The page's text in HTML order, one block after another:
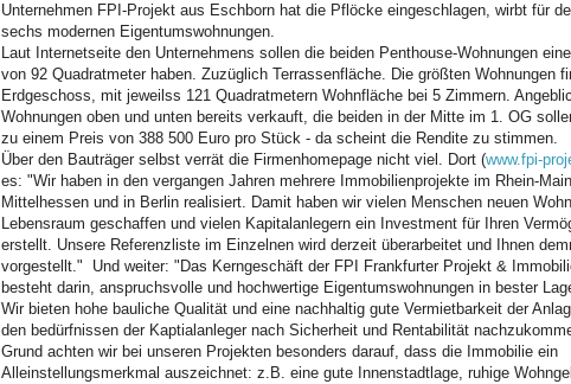
Unternehmen FPI-Projekt aus Eschborn hat die Pflöcke eingeschlagen, wirbt für
sechs modernen Eigentumswohnungen.
Laut Internetseite den Unternehmens sollen die beiden Penthouse-Wohnungen
von 92 Quadratmeter haben. Zuzüglich Terrassenfläche. Die größten Wohnungen
Erdgeschoss, mit jeweilss 121 Quadratmetern Wohnfläche bei 5 Zimmern.
Wohnungen oben und unten bereits verkauft, die beiden in der Mitte im 1. OG
zu einem Preis von 388 500 Euro pro Stück - da scheint die Rendite zu stimmen.
Über den Bauträger selbst verrät die Firmenhomepage nicht viel. Dort (www.fpi-
es: "Wir haben in den vergangen Jahren mehrere Immobilienprojekte im Rhein-
Mittelhessen und in Berlin realisiert. Damit haben wir vielen Menschen neuen
Lebensraum geschaffen und vielen Kapitalanlegern ein Investment für Ihren
erstellt. Unsere Referenzliste im Einzelnen wird derzeit überarbeitet und Ihnen
vorgestellt." Und weiter: "Das Kerngeschäft der FPI Frankfurter Projekt &
besteht darin, anspruchsvolle und hochwertige Eigentumswohnungen in bester
Wir bieten hohe bauliche Qualität und eine nachhaltig gute Vermietbarkeit der
den bedürfnissen der Kaptialanleger nach Sicherheit und Rentabilität
Grund achten wir bei unseren Projekten besonders darauf, dass die Immobilie ein
Alleinstellungsmerkmal auszeichnet: z.B. eine gute Innenstadtlage, ruhige